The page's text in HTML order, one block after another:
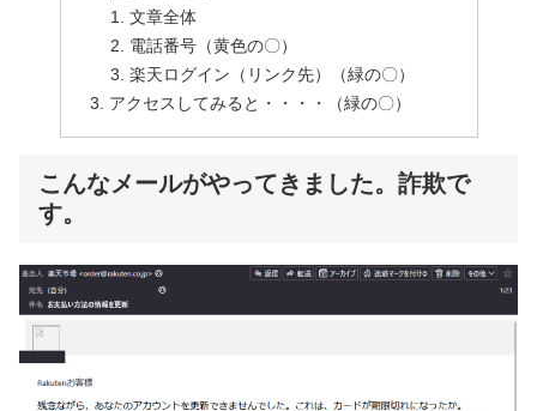
文章全体
電話番号（黄色の〇）
楽天ログイン（リンク先）（緑の〇）
アクセスしてみると・・・・（緑の〇）
こんなメールがやってきました。詐欺で
す。